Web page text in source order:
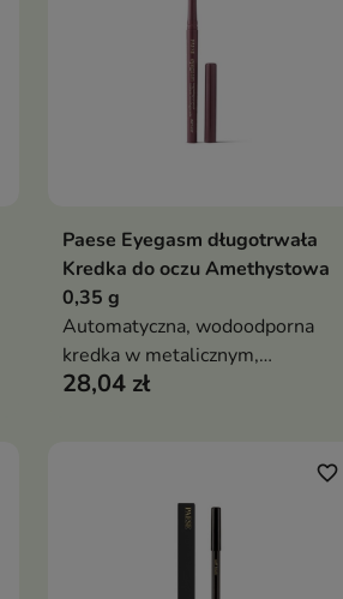
Dodaj do koszyka
Paese Eyegasm długotrwała
Kredka do oczu Amethystowa
0,35 g
Automatyczna, wodoodporna
kredka w metalicznym,
bakłażanowym odcieniu z
podkreślonego spojrzenia
28,04 zł
favorite_border